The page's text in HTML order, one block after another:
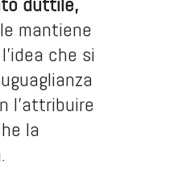
mantiene
che si
l’attribuire
la